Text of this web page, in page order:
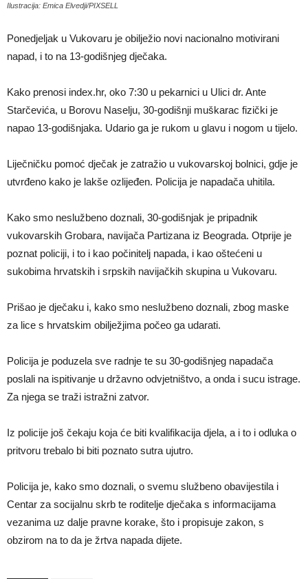
Ilustracija: Emica Elvedji/PIXSELL
Ponedjeljak u Vukovaru je obilježio novi nacionalno motivirani
napad, i to na 13-godišnjeg dječaka.
Kako prenosi index.hr, oko 7:30 u pekarnici u Ulici dr. Ante
Starčevića, u Borovu Naselju, 30-godišnji muškarac fizički je
napao 13-godišnjaka. Udario ga je rukom u glavu i nogom u tijelo.
Liječničku pomoć dječak je zatražio u vukovarskoj bolnici, gdje je
utvrđeno kako je lakše ozlijeđen. Policija je napadača uhitila.
Kako smo neslužbeno doznali, 30-godišnjak je pripadnik
vukovarskih Grobara, navijača Partizana iz Beograda. Otprije je
poznat policiji, i to i kao počinitelj napada, i kao oštećeni u
sukobima hrvatskih i srpskih navijačkih skupina u Vukovaru.
Prišao je dječaku i, kako smo neslužbeno doznali, zbog maske
za lice s hrvatskim obilježjima počeo ga udarati.
Policija je poduzela sve radnje te su 30-godišnjeg napadača
poslali na ispitivanje u državno odvjetništvo, a onda i sucu istrage.
Za njega se traži istražni zatvor.
Iz policije još čekaju koja će biti kvalifikacija djela, a i to i odluka o
pritvoru trebalo bi biti poznato sutra ujutro.
Policija je, kako smo doznali, o svemu službeno obavijestila i
Centar za socijalnu skrb te roditelje dječaka s informacijama
vezanima uz dalje pravne korake, što i propisuje zakon, s
obzirom na to da je žrtva napada dijete.